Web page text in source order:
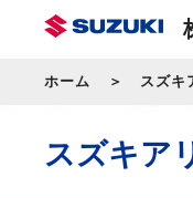
ホーム スズキ
スズキア